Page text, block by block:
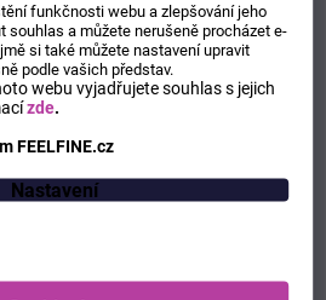
funkčnosti webu a zlepšování jeho
souhlas a můžete nerušeně procházet e-
si také můžete nastavení upravit
podle vašich představ.
webu vyjadřujete souhlas s jejich
zde
FEELFINE.cz
Nastavení
krémuna prsty nebo špachtličku.
na obličej, krk a dekolt a jemně
krém nevstřebá.
ráno a večer pro optimální hydrataci
Yul Nutrition Cream